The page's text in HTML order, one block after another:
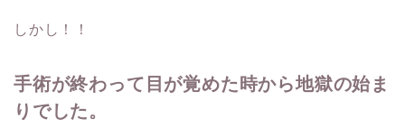
しかし！！
手術が終わって目が覚めた時から地獄の始ま
りでした。